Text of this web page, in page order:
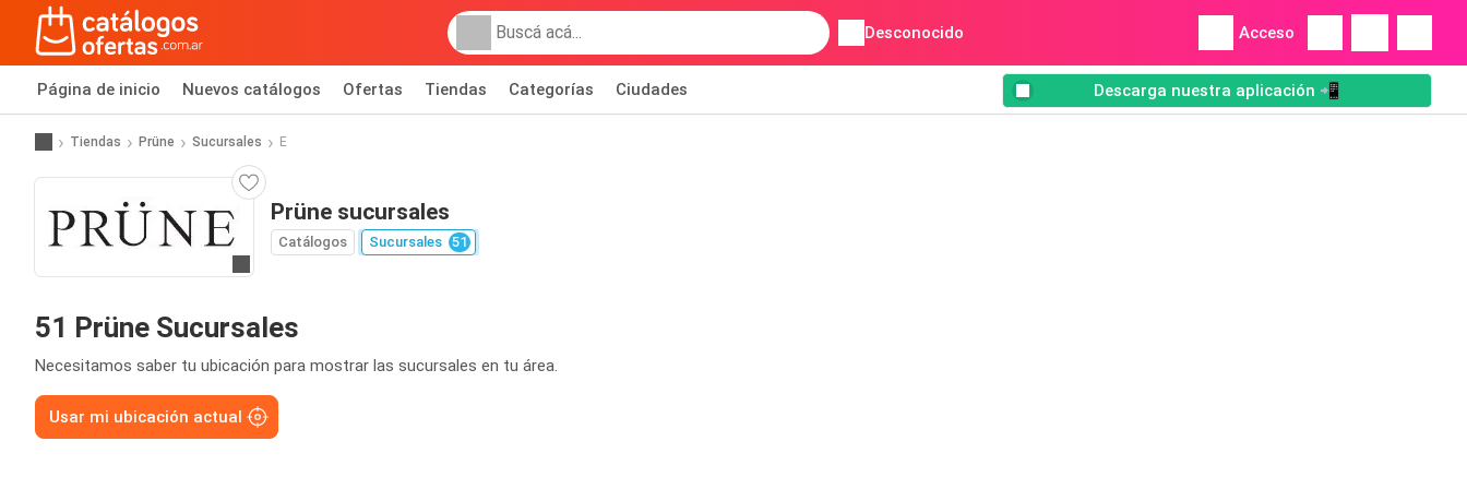
Desconocido Acceso
Página de inicio Nuevos catálogos Ofertas Tiendas Categorías Ciudades Descarga nuestra aplicación 📲
Tiendas Prüne Sucursales E
Prüne sucursales
Catálogos Sucursales 51
51 Prüne Sucursales
Necesitamos saber tu ubicación para mostrar las sucursales en tu área.
Usar mi ubicación actual